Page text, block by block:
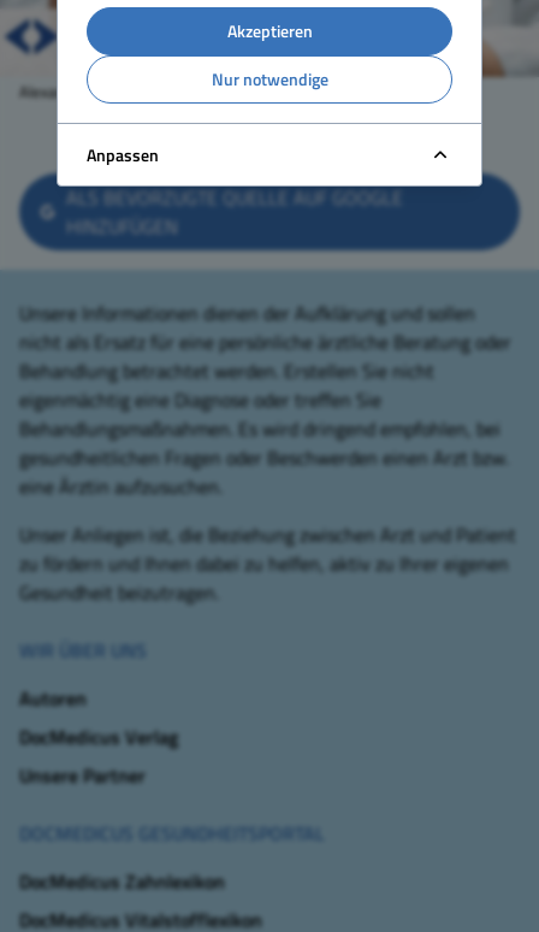
Alexander Raths – stock.adobe.com
TEILEN
ZURÜCK
ALS BEVORZUGTE QUELLE AUF GOOGLE
HINZUFÜGEN
Unsere Informationen dienen der Aufklärung und sollen
nicht als Ersatz für eine persönliche ärztliche Beratung oder
Behandlung betrachtet werden. Erstellen Sie nicht
eigenmächtig eine Diagnose oder treffen Sie
Behandlungsmaßnahmen. Es wird dringend empfohlen, bei
gesundheitlichen Fragen oder Beschwerden einen Arzt bzw.
eine Ärztin aufzusuchen.
Unser Anliegen ist, die Beziehung zwischen Arzt und Patient
zu fördern und Ihnen dabei zu helfen, aktiv zu Ihrer eigenen
Gesundheit beizutragen.
WIR ÜBER UNS
Autoren
DocMedicus Verlag
Unsere Partner
DOCMEDICUS GESUNDHEITSPORTAL
DocMedicus Zahnlexikon
DocMedicus Vitalstofflexikon
Akzeptieren
Nur notwendige
Anpassen